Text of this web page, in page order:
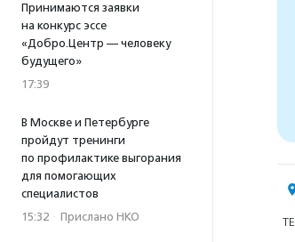
Принимаются заявки
на конкурс эссе
«Добро.Центр — человеку
будущего»
17:39
В Москве и Петербурге
пройдут тренинги
по профилактике выгорания
для помогающих
специалистов
15:32 · Прислано НКО